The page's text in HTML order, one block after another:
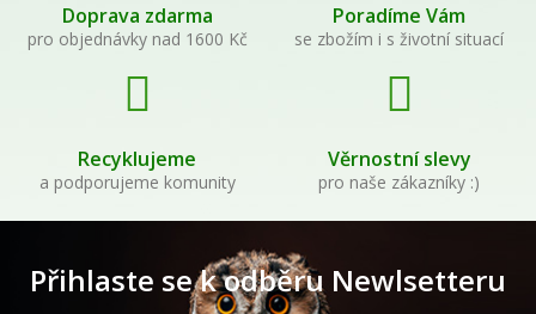
Doprava zdarma
pro objednávky nad 1600 Kč
Poradíme Vám
se zbožím i s životní situací
Recyklujeme
a podporujeme komunity
Věrnostní slevy
pro naše zákazníky :)
Přihlaste se k odběru Newlsetteru